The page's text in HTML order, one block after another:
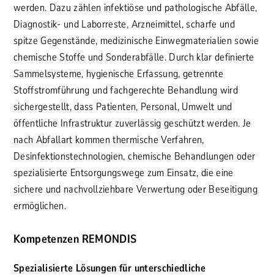
werden. Dazu zählen infektiöse und pathologische Abfälle,
Diagnostik- und Laborreste, Arzneimittel, scharfe und
spitze Gegenstände, medizinische Einwegmaterialien sowie
chemische Stoffe und Sonderabfälle. Durch klar definierte
Sammelsysteme, hygienische Erfassung, getrennte
Stoffstromführung und fachgerechte Behandlung wird
sichergestellt, dass Patienten, Personal, Umwelt und
öffentliche Infrastruktur zuverlässig geschützt werden. Je
nach Abfallart kommen thermische Verfahren,
Desinfektionstechnologien, chemische Behandlungen oder
spezialisierte Entsorgungswege zum Einsatz, die eine
sichere und nachvollziehbare Verwertung oder Beseitigung
ermöglichen.
Kompetenzen REMONDIS
Spezialisierte Lösungen für unterschiedliche